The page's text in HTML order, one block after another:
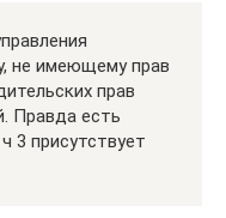
не имеющему прав
прав
Правда есть
3 присутствует